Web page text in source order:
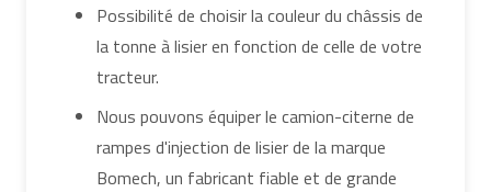
Possibilité de choisir la couleur du châssis de
la tonne à lisier en fonction de celle de votre
tracteur.
Nous pouvons équiper le camion-citerne de
rampes d'injection de lisier de la marque
Bomech, un fabricant fiable et de grande